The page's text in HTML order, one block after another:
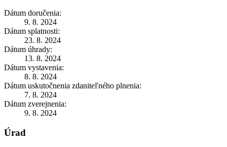
Dátum doručenia:
9. 8. 2024
Dátum splatnosti:
23. 8. 2024
Dátum úhrady:
13. 8. 2024
Dátum vystavenia:
8. 8. 2024
Dátum uskutočnenia zdaniteľného plnenia:
7. 8. 2024
Dátum zverejnenia:
9. 8. 2024
Úrad